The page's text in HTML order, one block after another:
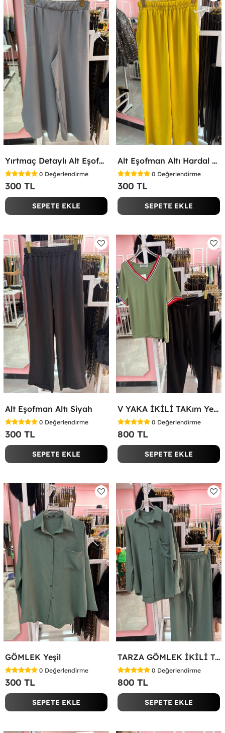
Yırtmaç Detaylı Alt Eşofman Altı Gri
0 Değerlendirme
300 TL
SEPETE EKLE
Alt Eşofman Altı Hardal Sarısı
0 Değerlendirme
300 TL
SEPETE EKLE
Alt Eşofman Altı Siyah
0 Değerlendirme
300 TL
SEPETE EKLE
V YAKA İKİLİ TAKım Yeşil
0 Değerlendirme
800 TL
SEPETE EKLE
GÖMLEK Yeşil
0 Değerlendirme
300 TL
SEPETE EKLE
TARZA GÖMLEK İKİLİ TAKIM KOT KUMAŞ Yeşil
0 Değerlendirme
800 TL
SEPETE EKLE